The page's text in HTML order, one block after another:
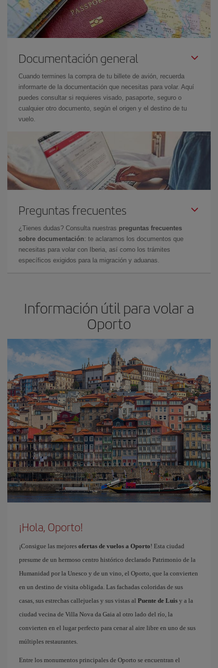
Documentación general
Cuando termines la compra de tu billete de avión, recuerda
informarte de la documentación que necesitas para volar. Aquí
puedes consultar si requieres visado, pasaporte, seguro o
cualquier otro documento, según el origen y el destino de tu
vuelo.
Preguntas frecuentes
¿Tienes dudas? Consulta nuestras preguntas frecuentes
sobre documentación: te aclaramos los documentos que
necesitas para volar con Iberia, así como los trámites
específicos exigidos para la migración y aduanas.
Información útil para volar a
Oporto
¡Hola, Oporto!
¡Consigue las mejores ofertas de vuelos a Oporto! Esta ciudad
presume de un hermoso centro histórico declarado Patrimonio de la
Humanidad por la Unesco y de un vino, el Oporto, que la convierten
en un destino de visita obligada. Las fachadas coloridas de sus
casas, sus estrechas callejuelas y sus vistas al Puente de Luis y a la
ciudad vecina de Villa Nova da Gaia al otro lado del río, la
convierten en el lugar perfecto para cenar al aire libre en uno de sus
múltiples restaurantes.
Entre los monumentos principales de Oporto se encuentran el